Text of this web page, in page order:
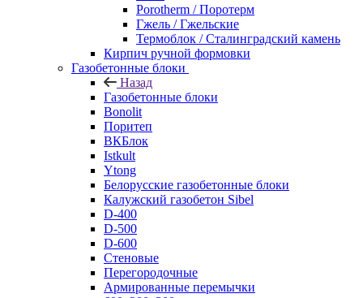
Porotherm / Поротерм
Гжель / Гжельские
Термоблок / Сталинградский камень
Кирпич ручной формовки
Газобетонные блоки
Назад
Газобетонные блоки
Bonolit
Поритеп
ВКБлок
Istkult
Ytong
Белорусские газобетонные блоки
Калужский газобетон Sibel
D-400
D-500
D-600
Стеновые
Перегородочные
Армированные перемычки